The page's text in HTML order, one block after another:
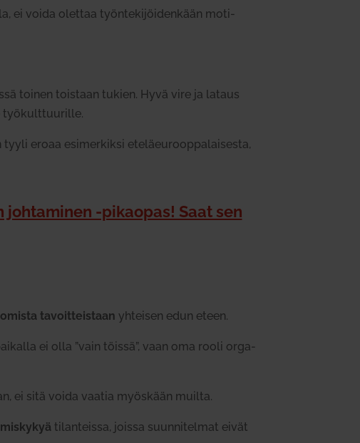
ei voida olettaa työn­te­ki­jöi­denkään moti­
toinen toistaan tukien. Hyvä vire ja lataus
työ­kult­tuu­rille.
eroaa esi­mer­kiksi ete­läeu­roop­pa­lai­sesta,
‑pikaopas! Saat sen
tavoit­teistaan yhteisen edun eteen.
ei olla ”vain töissä”, vaan oma rooli orga­
ei sitä voida vaatia myöskään muilta.
tilan­teissa, joissa suun­ni­telmat eivät